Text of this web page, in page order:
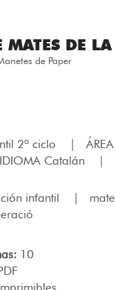
MATES DE
de Paper
2º ciclo
IDIOMA Catalán
infantil
10